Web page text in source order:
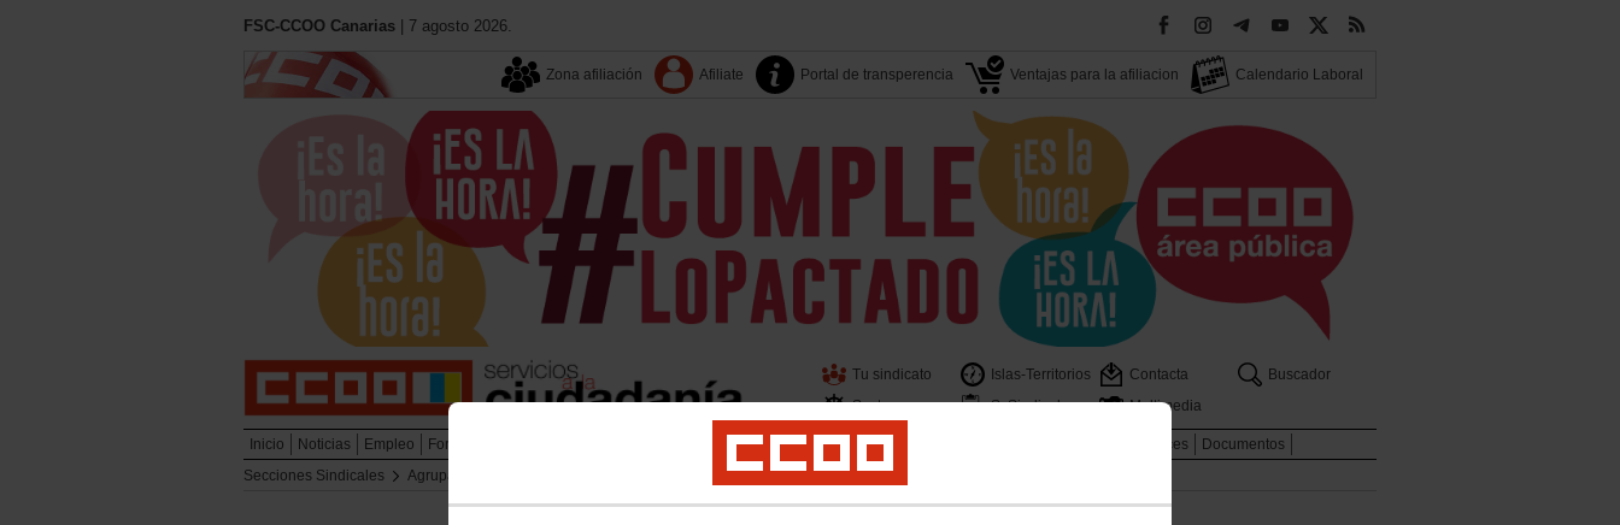
FSC-CCOO Canarias | 7 agosto 2026.
Zona afiliación Afiliate Portal de transperencia Ventajas para la afiliacion Calendario Laboral
Tu sindicato Islas-Territorios Contacta
Buscador
Sectores
S. Sindicales Multimedia
Inicio Noticias Empleo Formación Políticas Sociales Salud Laboral Medio Ambiente Enlaces
Documentos
Secciones Sindicales
Agrupación de Bomberas y Bomberos de Canarias Contacto